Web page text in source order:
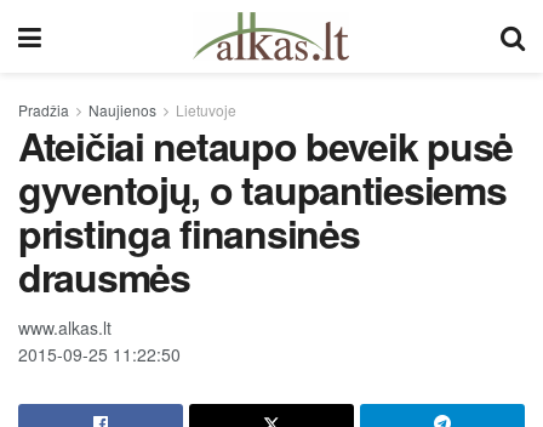
Pradžia Naujienos Lietuvoje
Ateičiai netaupo beveik pusė
gyventojų, o taupantiesiems
pristinga finansinės
drausmės
www.alkas.lt
2015-09-25 11:22:50